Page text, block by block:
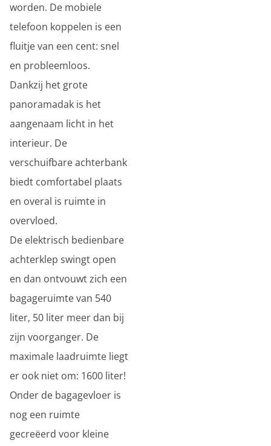
worden. De mobiele
telefoon koppelen is een
fluitje van een cent: snel
en probleemloos.
Dankzij het grote
panoramadak is het
aangenaam licht in het
interieur. De
verschuifbare achterbank
biedt comfortabel plaats
en overal is ruimte in
overvloed.
De elektrisch bedienbare
achterklep swingt open
en dan ontvouwt zich een
bagageruimte van 540
liter, 50 liter meer dan bij
zijn voorganger. De
maximale laadruimte liegt
er ook niet om: 1600 liter!
Onder de bagagevloer is
nog een ruimte
gecreëerd voor kleine